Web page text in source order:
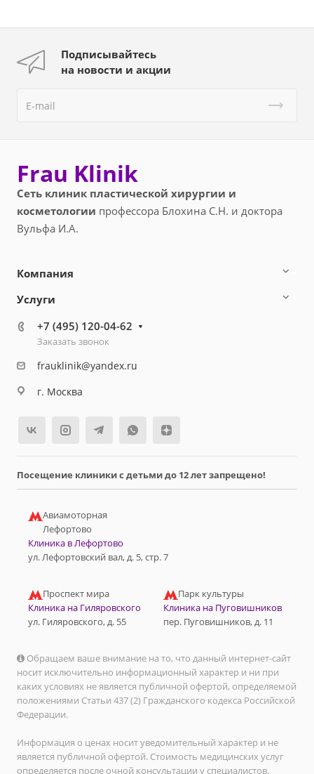
Подписывайтесь
на новости и акции
Frau Klinik
Сеть клиник пластической хирургии и
косметологии профессора Блохина С.Н. и доктора
Вульфа И.А.
Компания
Услуги
+7 (495) 120-04-62
Заказать звонок
frauklinik@yandex.ru
г. Москва
Посещение клиники с детьми до 12 лет запрещено!
Авиамоторная
Лефортово
Клиника в Лефортово
ул. Лефортовский вал, д. 5, стр. 7
Проспект мира
Клиника на Гиляровского
ул. Гиляровского, д. 55
Парк культуры
Клиника на Пуговишников
пер. Пуговишников, д. 11
Обращаем ваше внимание на то, что данный интернет-сайт
носит исключительно информационный характер и ни при
каких условиях не является публичной офертой, определяемой
положениями Статьи 437 (2) Гражданского кодекса Российской
Федерации.
Информация о ценах носит уведомительный характер и не
является публичной офертой. Стоимость медицинских услуг
определяется после очной консультации у специалистов.